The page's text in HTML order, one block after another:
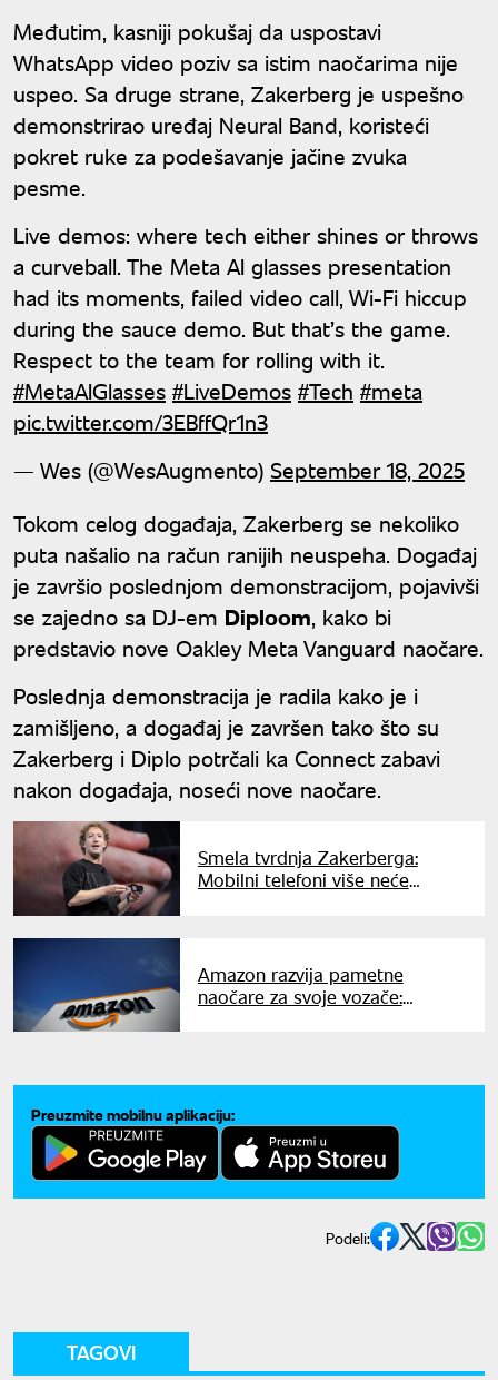
Međutim, kasniji pokušaj da uspostavi
WhatsApp video poziv sa istim naočarima nije
uspeo. Sa druge strane, Zakerberg je uspešno
demonstrirao uređaj Neural Band, koristeći
pokret ruke za podešavanje jačine zvuka
pesme.
Live demos: where tech either shines or throws
a curveball. The Meta AI glasses presentation
had its moments, failed video call, Wi-Fi hiccup
during the sauce demo. But that’s the game.
Respect to the team for rolling with it.
#MetaAIGlasses #LiveDemos #Tech #meta
pic.twitter.com/3EBffQr1n3
— Wes (@WesAugmento) September 18, 2025
Tokom celog događaja, Zakerberg se nekoliko
puta našalio na račun ranijih neuspeha. Događaj
je završio poslednjom demonstracijom, pojavivši
se zajedno sa DJ-em Diploom, kako bi
predstavio nove Oakley Meta Vanguard naočare.
Poslednja demonstracija je radila kako je i
zamišljeno, a događaj je završen tako što su
Zakerberg i Diplo potrčali ka Connect zabavi
nakon događaja, noseći nove naočare.
Smela tvrdnja Zakerberga:
Mobilni telefoni više neće
Amazon razvija pametne
naočare za svoje vozače:
Preuzmite mobilnu aplikaciju:
Podeli:
TAGOVI